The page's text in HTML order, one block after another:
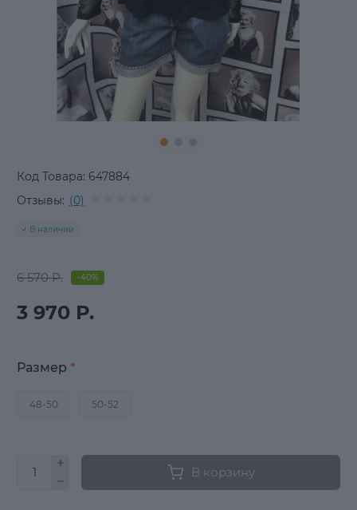
Код Товара: 647884
Отзывы: (0)
В наличии
6 570 Р. -40%
3 970 Р.
Размер *
48-50 50-52
В корзину